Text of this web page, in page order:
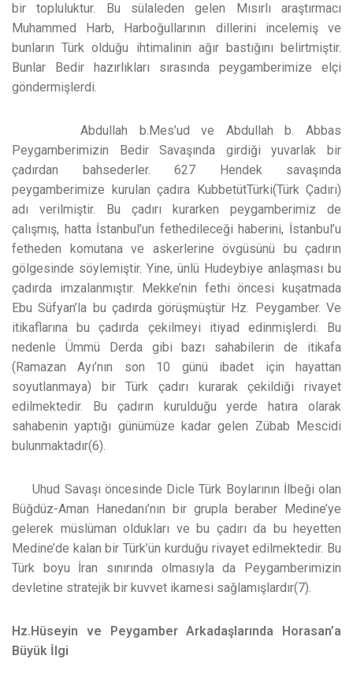
bir topluluktur. Bu sülaleden gelen Mısırlı araştırmacı
Muhammed Harb, Harboğullarının dillerini incelemiş ve
bunların Türk olduğu ihtimalinin ağır bastığını belirtmiştir.
Bunlar Bedir hazırlıkları sırasında peygamberimize elçi
göndermişlerdi.
Abdullah b.Mes’ud ve Abdullah b. Abbas
Peygamberimizin Bedir Savaşında girdiği yuvarlak bir
çadırdan bahsederler. 627 Hendek savaşında
peygamberimize kurulan çadıra KubbetütTürki(Türk Çadırı)
adı verilmiştir. Bu çadırı kurarken peygamberimiz de
çalışmış, hatta İstanbul’un fethedileceği haberini, İstanbul’u
fetheden komutana ve askerlerine övgüsünü bu çadırın
gölgesinde söylemiştir. Yine, ünlü Hudeybiye anlaşması bu
çadırda imzalanmıştır. Mekke’nin fethi öncesi kuşatmada
Ebu Süfyan’la bu çadırda görüşmüştür Hz. Peygamber. Ve
itikaflarına bu çadırda çekilmeyi itiyad edinmişlerdi. Bu
nedenle Ümmü Derda gibi bazı sahabilerin de itikafa
(Ramazan Ayı’nın son 10 günü ibadet için hayattan
soyutlanmaya) bir Türk çadırı kurarak çekildiği rivayet
edilmektedir. Bu çadırın kurulduğu yerde hatıra olarak
sahabenin yaptığı günümüze kadar gelen Zübab Mescidi
bulunmaktadır(6).
Uhud Savaşı öncesinde Dicle Türk Boylarının İlbeği olan
Büğdüz-Aman Hanedanı’nın bir grupla beraber Medine’ye
gelerek müslüman oldukları ve bu çadırı da bu heyetten
Medine’de kalan bir Türk’ün kurduğu rivayet edilmektedir. Bu
Türk boyu İran sınırında olmasıyla da Peygamberimizin
devletine stratejik bir kuvvet ikamesi sağlamışlardır(7).
Hz.Hüseyin ve Peygamber Arkadaşlarında Horasan’a
Büyük İlgi